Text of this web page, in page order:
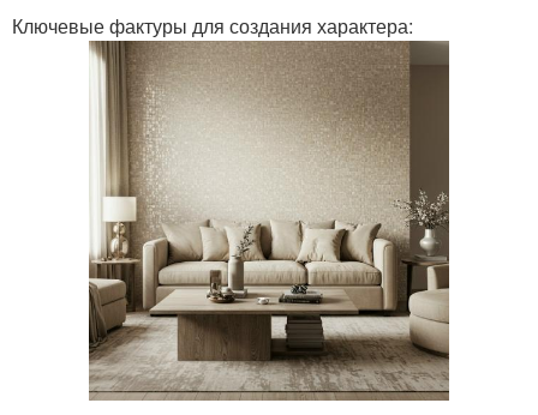
Ключевые фактуры для создания характера: